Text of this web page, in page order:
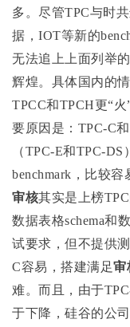
多。尽管TPC与时
据，IOT等新的
无法追上上面列举
辉煌。具体国内的
TPCC和TPCH更“
要原因是：TPC-C
（TPC-E和TPC-
benchmark，比较容
审核其实是上榜
数据表格schema和
试要求，但不提供
C容易，搭建满足审
难。而且，由于
于下降，硅谷的公